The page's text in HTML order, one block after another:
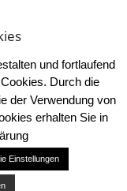
und fortlaufend
Durch die
der Verwendung von
erhalten Sie in
Einstellungen